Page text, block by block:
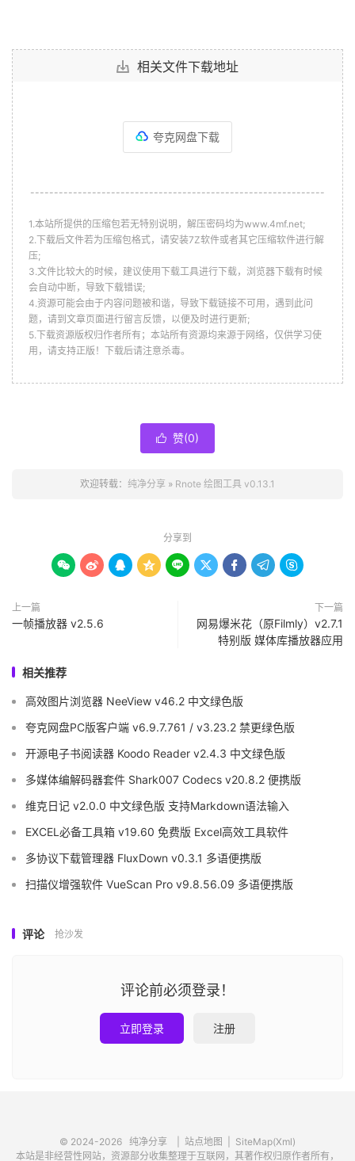
相关文件下载地址
夸克网盘下载
--------------------------------------------------------------
1.本站所提供的压缩包若无特别说明，解压密码均为www.4mf.net;
2.下载后文件若为压缩包格式，请安装7Z软件或者其它压缩软件进行解
压;
3.文件比较大的时候，建议使用下载工具进行下载，浏览器下载有时候
会自动中断，导致下载错误;
4.资源可能会由于内容问题被和谐，导致下载链接不可用，遇到此问
题，请到文章页面进行留言反馈，以便及时进行更新;
5.下载资源版权归作者所有；本站所有资源均来源于网络，仅供学习使
用，请支持正版！下载后请注意杀毒。
 赞(0)
欢迎转载： 纯净分享 » Rnote 绘图工具 v0.13.1
分享到
        
上一篇
一帧播放器 v2.5.6
下一篇
网易爆米花（原Filmly）v2.7.1
特别版 媒体库播放器应用
相关推荐
高效图片浏览器 NeeView v46.2 中文绿色版
夸克网盘PC版客户端 v6.9.7.761 / v3.23.2 禁更绿色版
开源电子书阅读器 Koodo Reader v2.4.3 中文绿色版
多媒体编解码器套件 Shark007 Codecs v20.8.2 便携版
维克日记 v2.0.0 中文绿色版 支持Markdown语法输入
EXCEL必备工具箱 v19.60 免费版 Excel高效工具软件
多协议下载管理器 FluxDown v0.3.1 多语便携版
扫描仪增强软件 VueScan Pro v9.8.56.09 多语便携版
评论 抢沙发
评论前必须登录！
立即登录 注册
© 2024-2026 纯净分享 站点地图
SiteMap(Xml)
本站是非经营性网站，资源部分收集整理于互联网，其著作权归原作者所有，